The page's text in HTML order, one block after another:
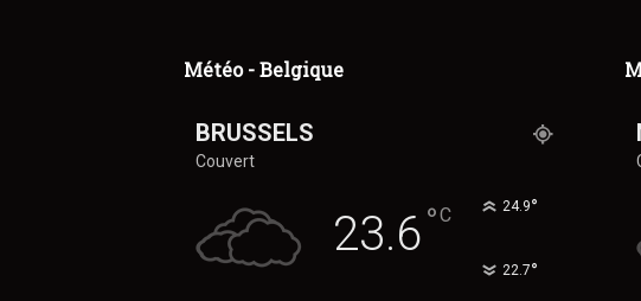
Météo - Belgique
BRUSSELS
Couvert
23.6°C 24.9°
22.7°